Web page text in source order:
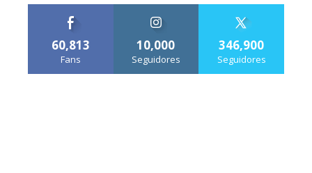
60,813
Fans
10,000
Seguidores
346,900
Seguidores